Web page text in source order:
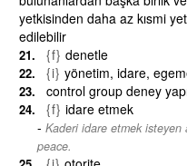
yetkisinden daha az kısmi
edilebilir
{f} denetle
{i} yönetim, idare,
control group deney
{f} idare etmek
Kaderi idare etmek isteyen
peace.